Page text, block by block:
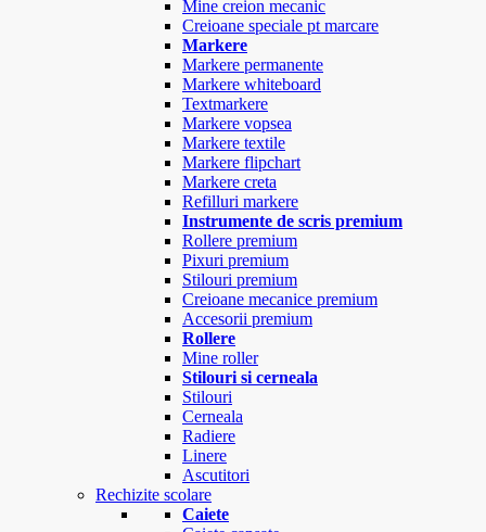
Mine creion mecanic
Creioane speciale pt marcare
Markere
Markere permanente
Markere whiteboard
Textmarkere
Markere vopsea
Markere textile
Markere flipchart
Markere creta
Refilluri markere
Instrumente de scris premium
Rollere premium
Pixuri premium
Stilouri premium
Creioane mecanice premium
Accesorii premium
Rollere
Mine roller
Stilouri si cerneala
Stilouri
Cerneala
Radiere
Linere
Ascutitori
Rechizite scolare
Caiete